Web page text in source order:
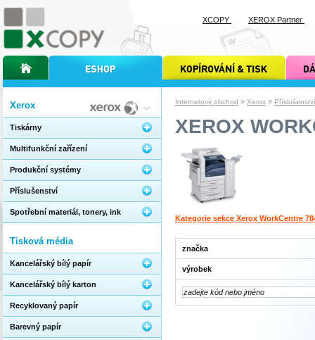
Internetový obchod » Xerox » Příslušenství
XEROX
Kategorie sekce Xerox WorkCentre
značka
výrobek
Xerox
Tiskárny
Multifunkční zařízení
Produkční systémy
Příslušenství
Spotřební materiál, tonery, ink
Tisková média
Kancelářský bílý papír
Kancelářský bílý karton
Recyklovaný papír
Barevný papír
úvodní stránka xcopyinternetový obchod xcopy kopírování a tisk xcopy dárkové
XCOPY XEROX Partner